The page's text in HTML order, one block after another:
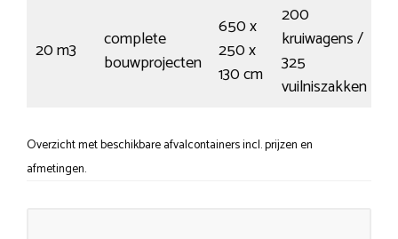
20 m3
complete
bouwprojecten
650 x
250 x
130 cm
200
kruiwagens /
325
vuilniszakken
Overzicht met beschikbare afvalcontainers incl. prijzen en
afmetingen.